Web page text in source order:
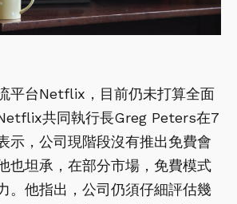
平台Netflix，目前仍未打算全面
共同執行長Greg Peters在7
示，公司現階段沒有推出免費會
也坦承，在部分市場，免費模式
。他指出，公司仍須仔細評估幾